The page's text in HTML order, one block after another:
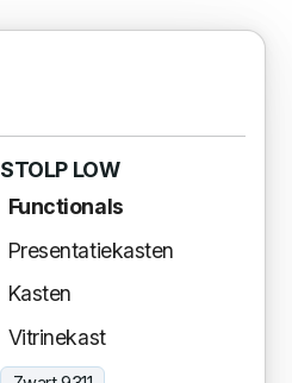
STOLP LOW
Functionals
Presentatiekasten
Kasten
Vitrinekast